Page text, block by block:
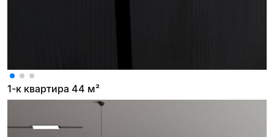
1-к квартира 44 м²